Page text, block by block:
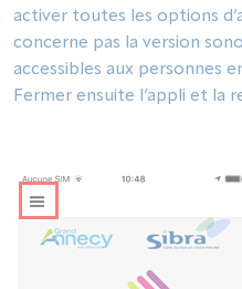
activer toutes les options
concerne pas la version
accessibles aux personnes
Fermer ensuite l’appli et la